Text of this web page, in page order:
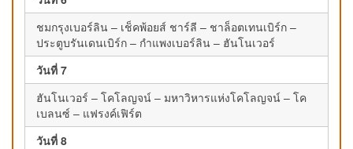
ชมกรุงเบอร์ลิน – เช็คพ้อยส์ ชาร์ลี – ชาล็อตเทนเบิร์ก –
ประตูบรันเดนเบิร์ก – กำแพงเบอร์ลิน – ฮันโนเวอร์
วันที่ 7
ฮันโนเวอร์ – โคโลญจน์ – มหาวิหารแห่งโคโลญจน์ – โค
เบลนซ์ – แฟรงค์เฟิร์ต
วันที่ 8